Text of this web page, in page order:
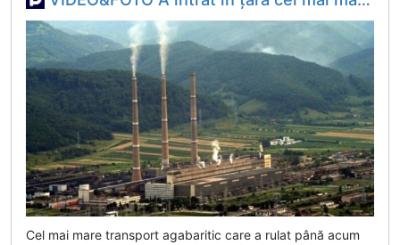
Cel mai mare transport agabaritic care a rulat până acum